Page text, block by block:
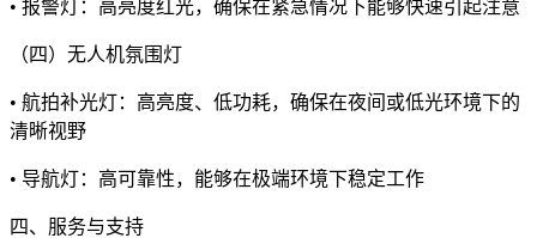
• 报警灯：高亮度红光，确保在紧急情况下能够快速引起注意
（四）无人机氛围灯
• 航拍补光灯：高亮度、低功耗，确保在夜间或低光环境下的
清晰视野
• 导航灯：高可靠性，能够在极端环境下稳定工作
四、服务与支持